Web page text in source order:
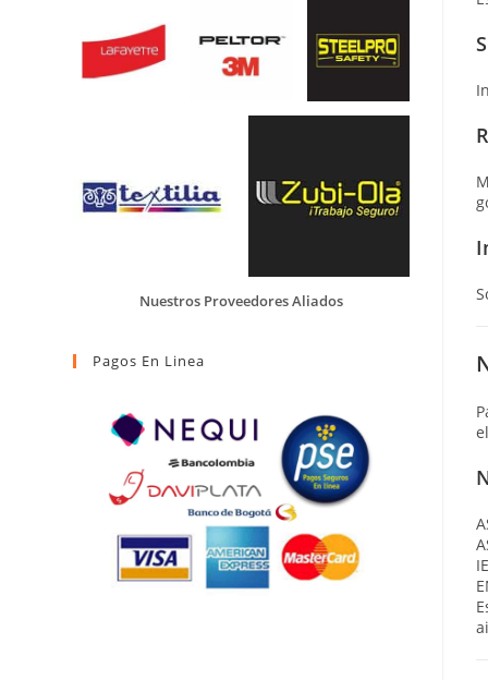
Nuestros Proveedores Aliados
Pagos En Linea